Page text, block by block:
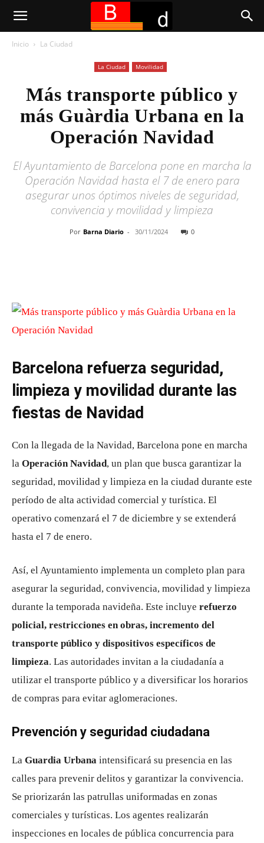
Inicio La Ciudad
La Ciudad Movilidad
Más transporte público y
más Guàrdia Urbana en la
Operación Navidad
El Ayuntamiento de Barcelona pone en marcha la
Operación Navidad hasta el 7 de enero para
asegurar unos óptimos niveles de seguridad,
convivencia y movilidad y limpieza
Por Barna Diario - 30/11/2024 0
Barcelona refuerza seguridad,
limpieza y movilidad durante las
fiestas de Navidad
Con la llegada de la Navidad, Barcelona pone en marcha
la Operación Navidad, un plan que busca garantizar la
seguridad, movilidad y limpieza en la ciudad durante este
período de alta actividad comercial y turística. El
operativo comenzará el 7 de diciembre y se extenderá
hasta el 7 de enero.
Así, el Ayuntamiento implementa un completo plan para
asegurar la seguridad, convivencia, movilidad y limpieza
durante la temporada navideña. Este incluye refuerzo
policial, restricciones en obras, incremento del
transporte público y dispositivos específicos de
limpieza. Las autoridades invitan a la ciudadanía a
utilizar el transporte público y a diversificar los horarios
de compras para evitar aglomeraciones.
Prevención y seguridad ciudadana
La Guardia Urbana intensificará su presencia en las
calles para prevenir delitos y garantizar la convivencia.
Se priorizarán las patrullas uniformadas en zonas
comerciales y turísticas. Los agentes realizarán
inspecciones en locales de pública concurrencia para